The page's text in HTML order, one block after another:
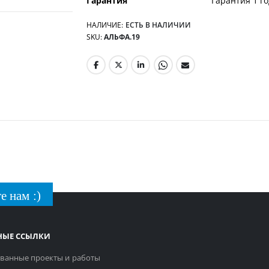
НАЛИЧИЕ: ЕСТЬ В НАЛИЧИИ
SKU АЛЬФА.19
нам :)
ССЫЛКИ
проекты и работы